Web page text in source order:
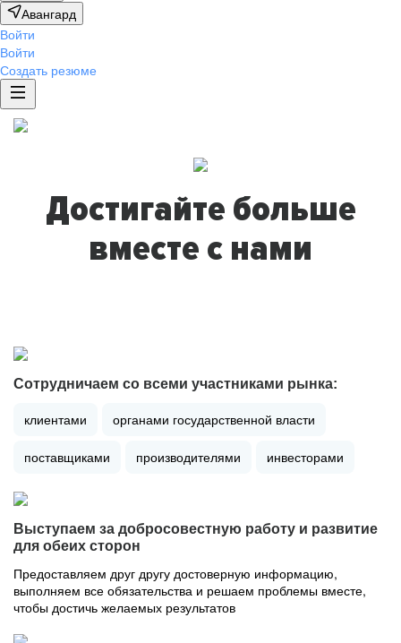
Авангард
Войти
Войти
Создать резюме
Достигайте больше
вместе с нами
Сотрудничаем со всеми участниками рынка:
клиентами органами государственной власти
поставщиками производителями инвесторами
Выступаем за добросовестную работу и развитие
для обеих сторон
Предоставляем друг другу достоверную информацию,
выполняем все обязательства и решаем проблемы вместе,
чтобы достичь желаемых результатов